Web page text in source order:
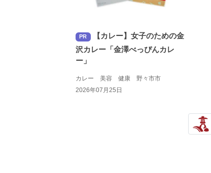
PR
【カレー】女子のための金
沢カレー「金澤べっぴんカレ
ー」
カレー 美容 健康 野々市市
2026年07月25日